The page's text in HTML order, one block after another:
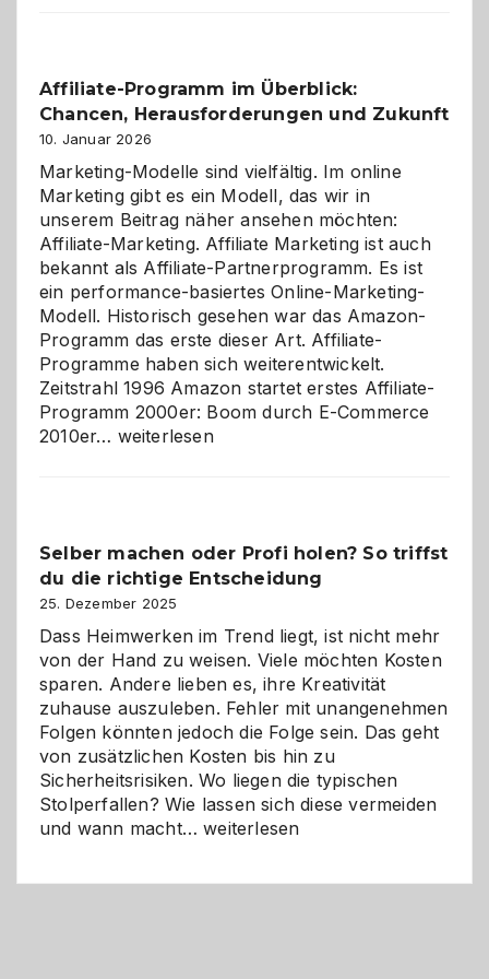
Affiliate-Programm im Überblick:
Chancen, Herausforderungen und Zukunft
10. Januar 2026
Marketing-Modelle sind vielfältig. Im online
Marketing gibt es ein Modell, das wir in
unserem Beitrag näher ansehen möchten:
Affiliate-Marketing. Affiliate Marketing ist auch
bekannt als Affiliate-Partnerprogramm. Es ist
ein performance-basiertes Online-Marketing-
Modell. Historisch gesehen war das Amazon-
Programm das erste dieser Art. Affiliate-
Programme haben sich weiterentwickelt.
Zeitstrahl 1996 Amazon startet erstes Affiliate-
Programm 2000er: Boom durch E-Commerce
2010er… Affiliate-
Herausforderungen
und
Zukunft
weiterlesen
Selber machen oder Profi holen? So triffst
du die richtige Entscheidung
25. Dezember 2025
Dass Heimwerken im Trend liegt, ist nicht mehr
von der Hand zu weisen. Viele möchten Kosten
sparen. Andere lieben es, ihre Kreativität
zuhause auszuleben. Fehler mit unangenehmen
Folgen könnten jedoch die Folge sein. Das geht
von zusätzlichen Kosten bis hin zu
Sicherheitsrisiken. Wo liegen die typischen
Stolperfallen? Wie lassen sich diese vermeiden
und wann macht…Selber
weiterlesen